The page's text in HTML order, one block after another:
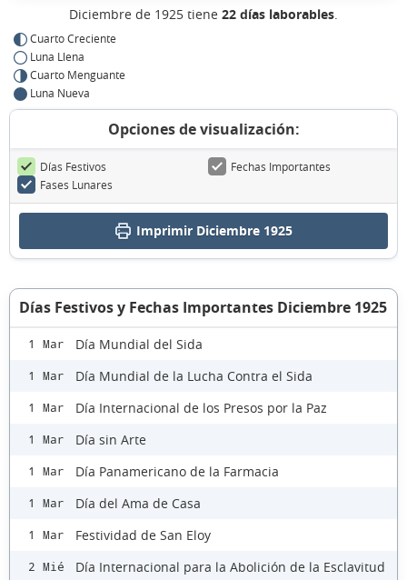
Diciembre de 1925 tiene 22 días laborables.
Cuarto Creciente
Luna Llena
Cuarto Menguante
Luna Nueva
Opciones de visualización:
Días Festivos
Fechas Importantes
Fases Lunares
Imprimir Diciembre 1925
Días Festivos y Fechas Importantes Diciembre 1925
1 Mar Día Mundial del Sida
1 Mar Día Mundial de la Lucha Contra el Sida
1 Mar Día Internacional de los Presos por la Paz
1 Mar Día sin Arte
1 Mar Día Panamericano de la Farmacia
1 Mar Día del Ama de Casa
1 Mar Festividad de San Eloy
2 Mié Día Internacional para la Abolición de la Esclavitud